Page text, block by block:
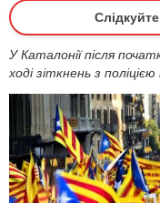
У Каталонії після
ході зіткнень з